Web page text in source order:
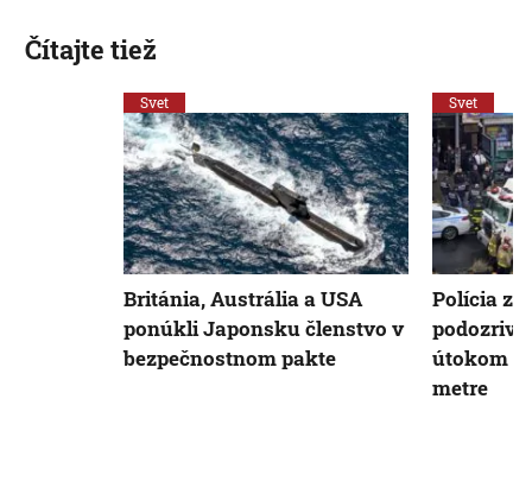
Čítajte tiež
Svet
Británia, Austrália a USA
ponúkli Japonsku členstvo v
bezpečnostnom pakte
Svet
Polícia
útokom v
metre